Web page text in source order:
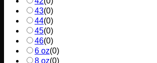
43(0)
44(0)
45(0)
46(0)
6 oz(0)
8 oz(0)